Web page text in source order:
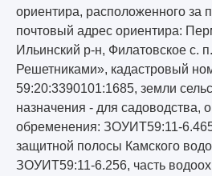
ориентира, расположенного за
почтовый адрес ориентира:
Ильинский р-н, Филатовское с.
Решетниками», кадастровый
59:20:3390101:1685, земли
назначения - для садоводства,
обременения: ЗОУИТ59:11-
защитной полосы Камского
ЗОУИТ59:11-6.256, часть